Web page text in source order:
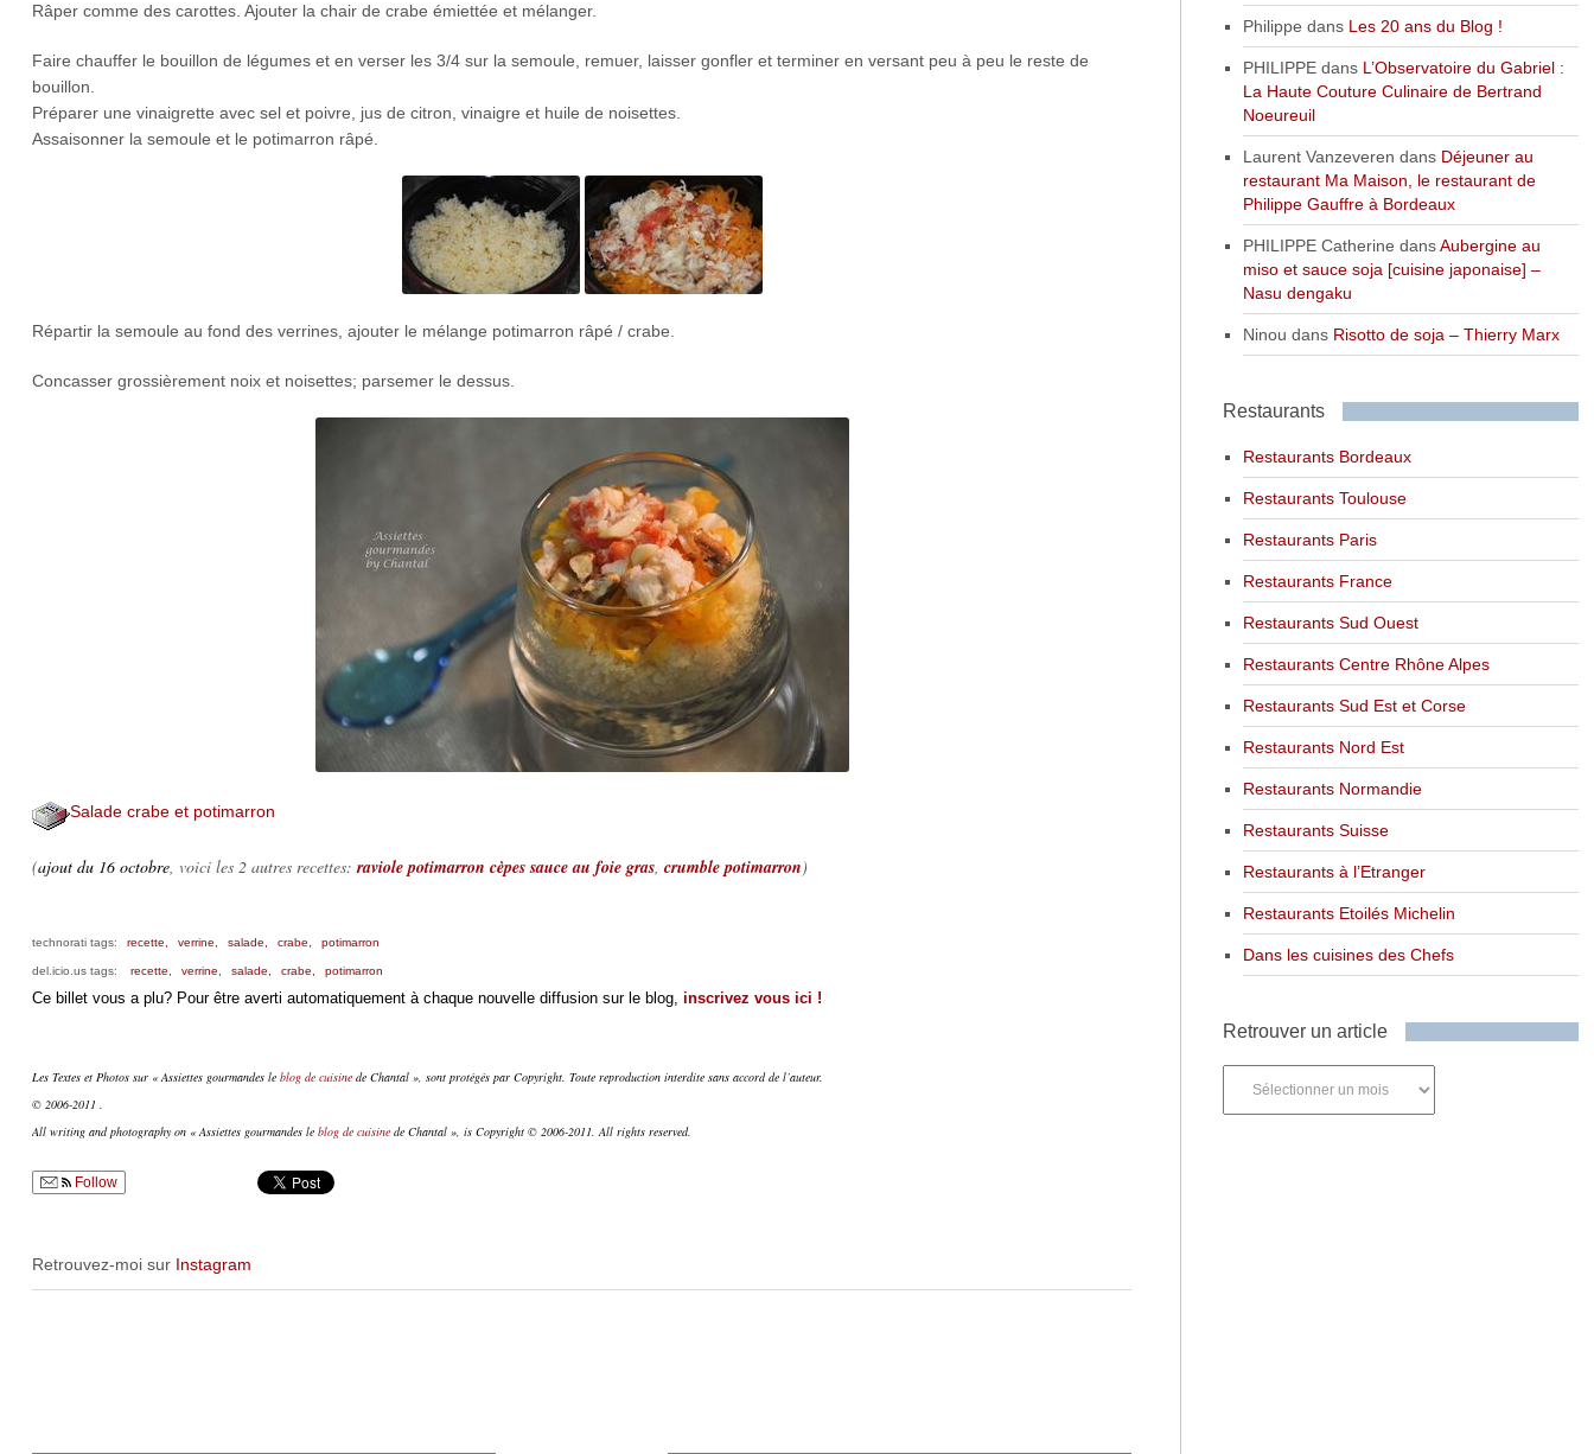
Râper comme des carottes. Ajouter la chair de crabe émiettée et mélanger.
Faire chauffer le bouillon de légumes et en verser les 3/4 sur la semoule, remuer, laisser gonfler et terminer en versant peu à peu le reste de
bouillon.
Préparer une vinaigrette avec sel et poivre, jus de citron, vinaigre et huile de noisettes.
Assaisonner la semoule et le potimarron râpé.
Répartir la semoule au fond des verrines, ajouter le mélange potimarron râpé / crabe.
Concasser grossièrement noix et noisettes; parsemer le dessus.
Salade crabe et potimarron
(ajout du 16 octobre, voici les 2 autres recettes:raviole potimarron cèpes sauce au foie gras, crumble potimarron)
technorati tags: recette, verrine, salade, crabe, potimarron
del.icio.us tags: recette, verrine, salade, crabe, potimarron
Ce billet vous a plu? Pour être averti automatiquement à chaque nouvelle diffusion sur le blog, inscrivez vous ici !
Les Textes et Photos sur « Assiettes gourmandes le blog de cuisinede Chantal », sont protégés par Copyright. Toute reproduction interdite sans accord de l’auteur.
© 2006-2011 .
All writing and photography on « Assiettes gourmandes le blog de cuisinede Chantal », is Copyright © 2006-2011. All rights reserved.
Follow
Retrouvez-moi sur Instagram
Philippe dans Les 20 ans du Blog !
PHILIPPEdans L’Observatoire du Gabriel :
La Haute Couture Culinaire de Bertrand
Noeureuil
Laurent Vanzeveren dans Déjeuner au
restaurant Ma Maison, le restaurant de
Philippe Gauffre à Bordeaux
PHILIPPE Catherine dansAubergine au
miso et sauce soja [cuisine japonaise] –
Nasu dengaku
Ninou dans Risotto de soja – Thierry Marx
Restaurants
Restaurants Bordeaux
Restaurants Toulouse
Restaurants Paris
Restaurants France
Restaurants Sud Ouest
Restaurants Centre Rhône Alpes
Restaurants Sud Est et Corse
Restaurants Nord Est
Restaurants Normandie
Restaurants Suisse
Restaurants à l’Etranger
Restaurants Etoilés Michelin
Dans les cuisines des Chefs
Retrouver un article